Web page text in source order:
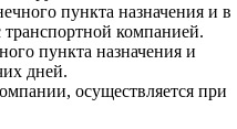
пункта назначения и в
транспортной компанией.
пункта назначения и
дней.
осуществляется при